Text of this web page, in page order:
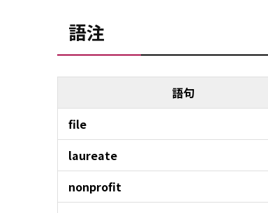
語注
語句
file
laureate
nonprofit